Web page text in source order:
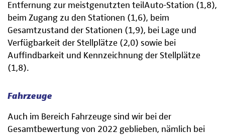
Entfernung zur meistgenutzten teilAuto-Station (1,8),
beim Zugang zu den Stationen (1,6), beim
Gesamtzustand der Stationen (1,9), bei Lage und
Verfügbarkeit der Stellplätze (2,0) sowie bei
Auffindbarkeit und Kennzeichnung der Stellplätze
(1,8).
Fahrzeuge
Auch im Bereich Fahrzeuge sind wir bei der
Gesamtbewertung von 2022 geblieben, nämlich bei